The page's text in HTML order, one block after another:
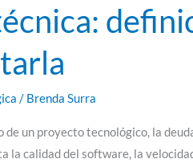
/ Brenda Surra
un proyecto tecnológico, la
la calidad del software, la